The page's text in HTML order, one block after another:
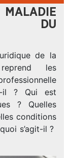
DU
de la
les
il ? Qui est
? Quelles
conditions
s’agit-il ?